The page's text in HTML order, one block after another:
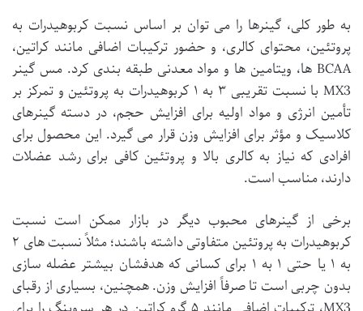
به طور کلی، گینرها را می توان بر اساس نسبت کربوهیدرات به
پروتئین، محتوای کالری، و حضور ترکیبات اضافی مانند کراتین،
BCAA ها، ویتامین ها و مواد معدنی طبقه بندی کرد. مس گینر
MX3 با نسبت تقریبی ۳ به ۱ کربوهیدرات به پروتئین و تمرکز بر
تأمین انرژی و مواد اولیه برای افزایش حجم، در دسته گینرهای
کلاسیک و مؤثر برای افزایش وزن قرار می گیرد. این محصول برای
افرادی که نیاز به کالری بالا و پروتئین کافی برای رشد عضلات
دارند، مناسب است.
برخی از گینرهای محبوب دیگر در بازار ممکن است نسبت
کربوهیدرات به پروتئین متفاوتی داشته باشند؛ مثلاً نسبت های ۲
به ۱ یا حتی ۱ به ۱ برای کسانی که هدفشان بیشتر عضله سازی
بدون چربی است تا صرفاً افزایش وزن. همچنین، بسیاری از رقبای